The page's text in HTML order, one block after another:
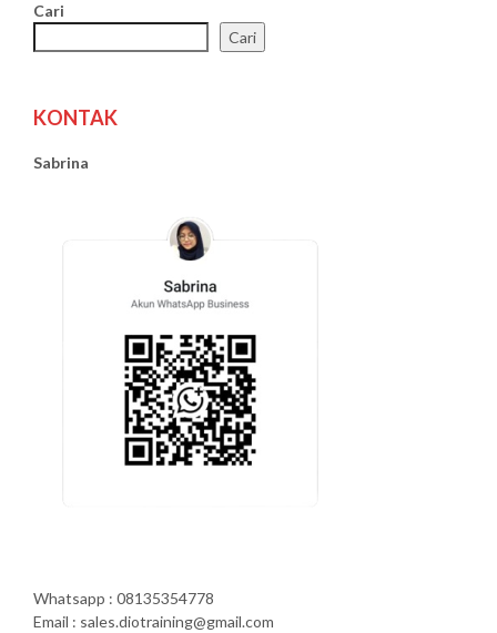
Cari
Cari
KONTAK
Sabrina
Whatsapp : 08135354778
Email : sales.diotraining@gmail.com